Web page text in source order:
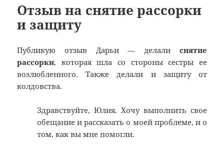
Отзыв на снятие рассорки
и защиту
Публикую отзыв Дарьи — делали снятие
рассорки, которая шла со стороны сестры ее
возлюбленного. Также делали и защиту от
колдовства.
Здравствуйте, Юлия. Хочу выполнить свое
обещание и рассказать о моей проблеме, и о
том, как вы мне помогли.